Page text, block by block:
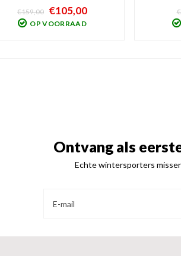
Het geklungel met een losse
is dankzij deze fijne vizierhelm
verleden tijd. V.v. spiegelend
€159,00 €105,00
OP VOORRAAD
goud-
Hij
Ontvang als
Echte wintersporters